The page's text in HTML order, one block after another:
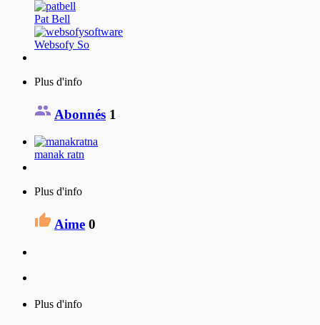
Pat Bell
Websofy So
Plus d'info
Abonnés 1
manak ratn
Plus d'info
Aime 0
Plus d'info